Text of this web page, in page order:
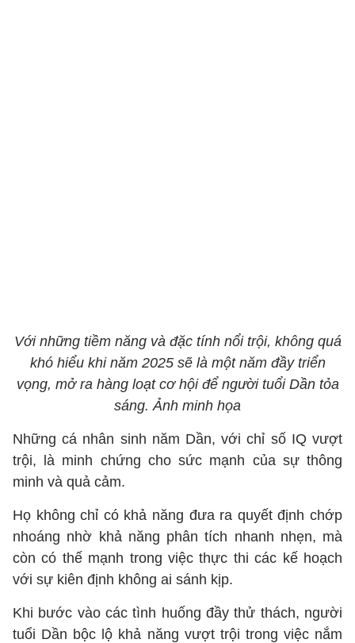
Với những tiềm năng và đặc tính nổi trội, không quá
khó hiểu khi năm 2025 sẽ là một năm đầy triển
vọng, mở ra hàng loạt cơ hội để người tuổi Dần tỏa
sáng. Ảnh minh họa
Những cá nhân sinh năm Dần, với chỉ số IQ vượt
trội, là minh chứng cho sức mạnh của sự thông
minh và quả cảm.
Họ không chỉ có khả năng đưa ra quyết định chớp
nhoáng nhờ khả năng phân tích nhanh nhẹn, mà
còn có thế mạnh trong việc thực thi các kế hoạch
với sự kiên định không ai sánh kịp.
Khi bước vào các tình huống đầy thử thách, người
tuổi Dần bộc lộ khả năng vượt trội trong việc nắm